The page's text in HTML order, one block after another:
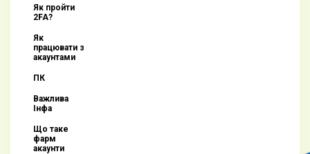
Як пройти
2FA?
Як
працювати з
акаунтами
ПК
Важлива
Інфа
Що таке
фарм
акаунти